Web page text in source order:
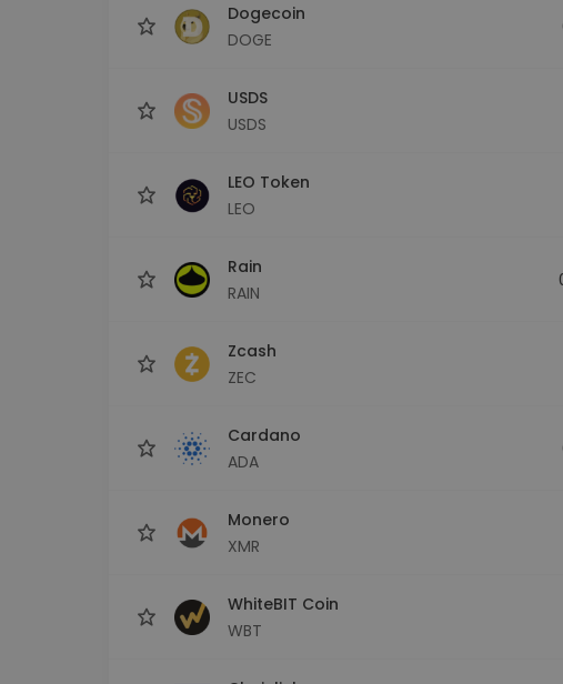
Dogecoin
DOGE
USDS
USDS
LEO Token
LEO
Rain
RAIN
Zcash
ZEC
Cardano
ADA
Monero
XMR
WhiteBIT Coin
WBT